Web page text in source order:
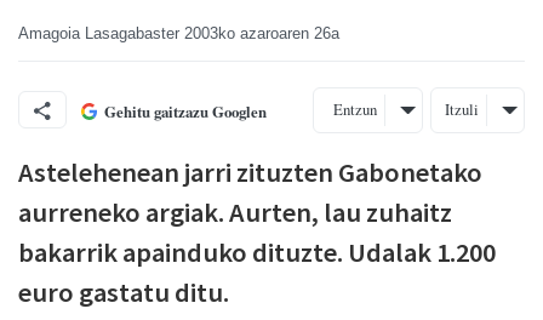
Amagoia Lasagabaster 2003ko azaroaren 26a
Gehitu gaitzazu Googlen Entzun Itzuli
Astelehenean jarri zituzten Gabonetako
aurreneko argiak. Aurten, lau zuhaitz
bakarrik apainduko dituzte. Udalak 1.200
euro gastatu ditu.